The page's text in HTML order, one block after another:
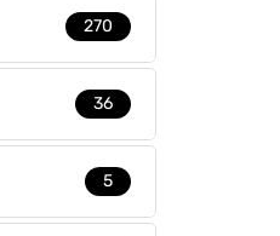
270
36
5